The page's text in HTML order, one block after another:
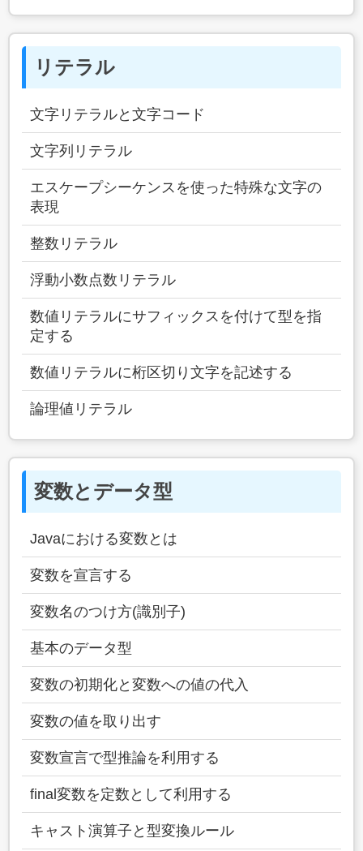
リテラル
文字リテラルと文字コード
文字列リテラル
エスケープシーケンスを使った特殊な文字の
表現
整数リテラル
浮動小数点数リテラル
数値リテラルにサフィックスを付けて型を指
定する
数値リテラルに桁区切り文字を記述する
論理値リテラル
変数とデータ型
Javaにおける変数とは
変数を宣言する
変数名のつけ方(識別子)
基本のデータ型
変数の初期化と変数への値の代入
変数の値を取り出す
変数宣言で型推論を利用する
final変数を定数として利用する
キャスト演算子と型変換ルール